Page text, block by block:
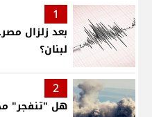
1
بعد زلزال
لبنان؟
2
هل "تنفجر"